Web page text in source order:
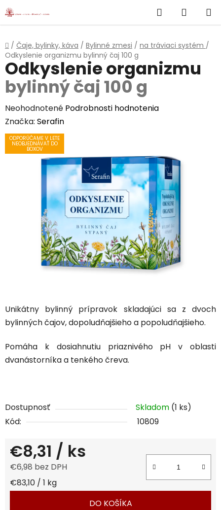
Prejsť
na
Hľadať
KOŠÍK
Domov
/ Čaje, bylinky, káva / Bylinné zmesi / na tráviaci systém /
Odkyslenie organizmu bylinný čaj 100 g
Unikátny bylinný prípravok skladajúci sa z dvoch
bylinných čajov, dopoludňajšieho a popoludňajšieho.
Pomáha k dosiahnutiu priaznivého pH v oblasti
dvanástorníka a tenkého čreva.
Dostupnosť Skladom (1 ks)
Kód:
10809
€8,31 / ks
€6,98 bez DPH
Jednotková cena:
€83,10 / 1 kg
DO KOŠÍKA
Odkyslenie organizmu
bylinný čaj 100 g
Priemerné
hodnotenie
produktu
hviezdičiek.
Neohodnotené Podrobnosti hodnotenia
Značka: Serafin
ODPORÚČAME V LETE
NEOBJEDNÁVAŤ DO
BOXOV